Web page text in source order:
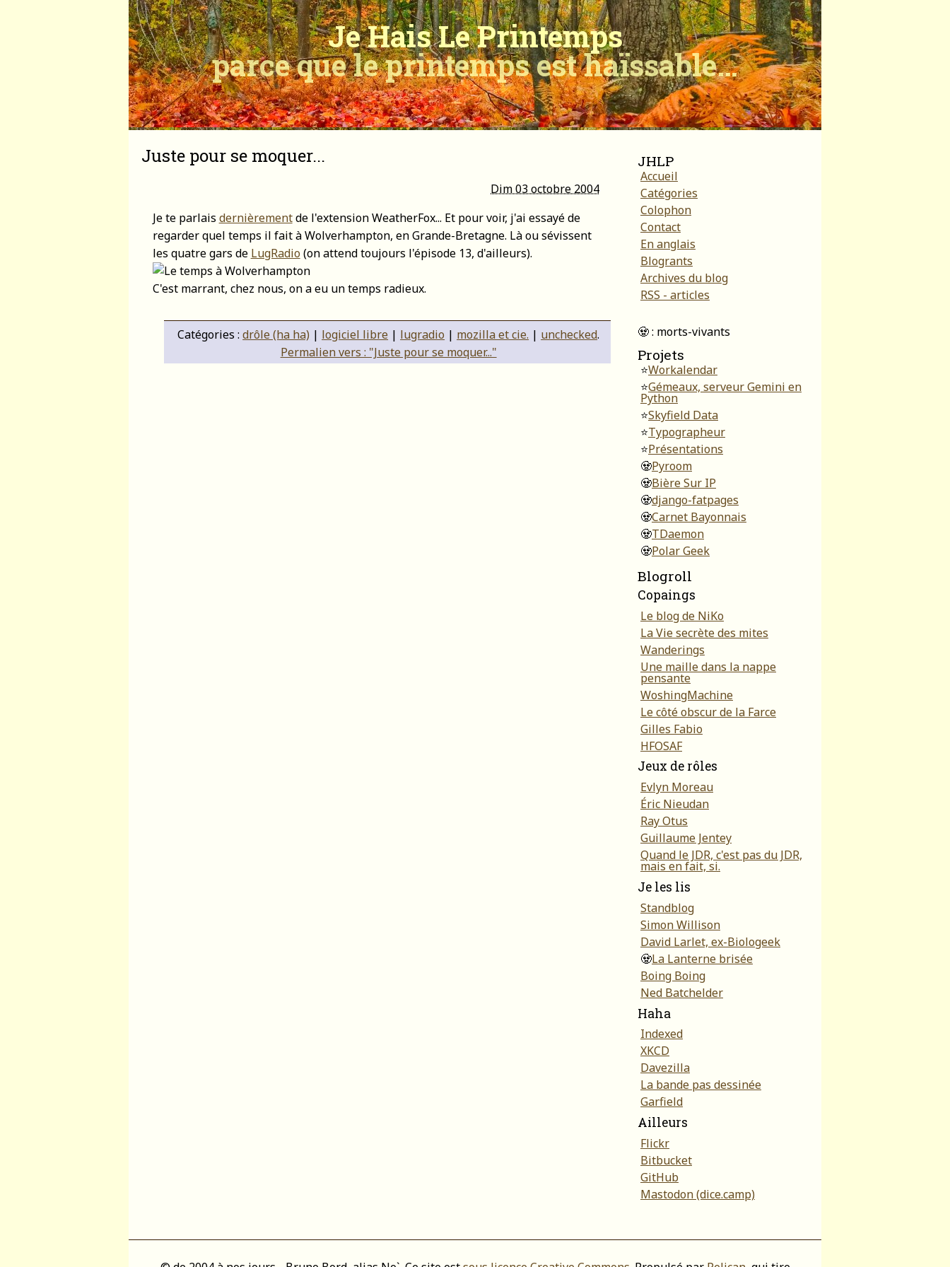
Je Hais Le Printemps
parce que le printemps est haïssable…
Juste pour se moquer...
Dim 03 octobre 2004
Je te parlais dernièrementde l'extension WeatherFox... Et pour voir, j'ai essayé de
regarder quel temps il fait à Wolverhampton, en Grande-Bretagne. Là ou sévissent
les quatre gars de LugRadio (on attend toujours l'épisode 13, d'ailleurs).
C'est marrant, chez nous, on a eu un temps radieux.
Catégories :drôle (ha ha) | logiciel libre | lugradio | mozilla et cie. | unchecked.
Permalien vers : "Juste pour se moquer..."
JHLP
Accueil
Catégories
Colophon
Contact
En anglais
Blogrants
Archives du blog
RSS - articles
🧟 : morts-vivants
Projets
⭐Workalendar
⭐Gémeaux, serveur Gemini en
Python
⭐Skyfield Data
⭐Typographeur
⭐Présentations
🧟Pyroom
🧟Bière Sur IP
🧟django-fatpages
🧟Carnet Bayonnais
🧟TDaemon
🧟Polar Geek
Blogroll
Copaings
Le blog de NiKo
La Vie secrète des mites
Wanderings
Une maille dans la nappe
pensante
WoshingMachine
Le côté obscur de la Farce
Gilles Fabio
HFOSAF
Jeux de rôles
Evlyn Moreau
Éric Nieudan
Ray Otus
Guillaume Jentey
Quand le JDR, c'est pas du JDR,
mais en fait, si.
Je les lis
Standblog
Simon Willison
David Larlet, ex-Biologeek
🧟La Lanterne brisée
Boing Boing
Ned Batchelder
Haha
Indexed
XKCD
Davezilla
La bande pas dessinée
Garfield
Ailleurs
Flickr
Bitbucket
GitHub
Mastodon (dice.camp)